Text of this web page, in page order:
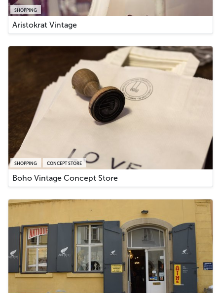
SHOPPING
Aristokrat Vintage
SHOPPING CONCEPT STORE
Boho Vintage Concept Store